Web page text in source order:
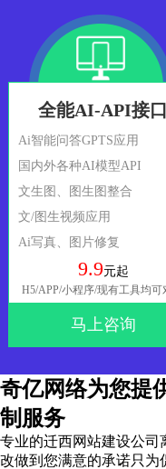
全能AI-API接口
Ai智能问答GPTS应用
国内外各种AI模型API
文生图、图生图整合
文/图生视频应用
Ai写真、图片修复
9.9元起
H5/APP/小程序/现有工具均可
马上咨询
奇亿网络为您提
制服务
专业的迁西网站建设公司
改做到您满意的承诺只为